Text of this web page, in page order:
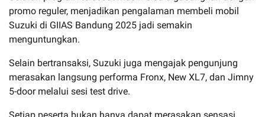
promo reguler, menjadikan pengalaman membeli mobil
Suzuki di GIIAS Bandung 2025 jadi semakin
menguntungkan.
Selain bertransaksi, Suzuki juga mengajak pengunjung
merasakan langsung performa Fronx, New XL7, dan Jimny
5-door melalui sesi test drive.
Setiap peserta bukan hanya dapat merasakan sensasi